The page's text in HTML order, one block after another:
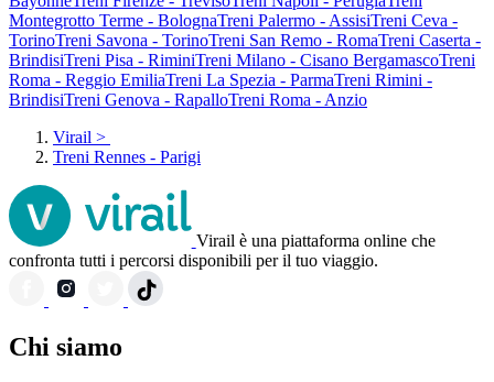
Montegrotto Terme - BolognaTreni Palermo - AssisiTreni Ceva -
TorinoTreni Savona - TorinoTreni San Remo - RomaTreni Caserta -
BrindisiTreni Pisa - RiminiTreni Milano - Cisano BergamascoTreni
Roma - Reggio EmiliaTreni La Spezia - ParmaTreni Rimini -
BrindisiTreni Genova - RapalloTreni Roma - Anzio
Virail >
Treni Rennes - Parigi
Virail è una piattaforma online che
confronta tutti i percorsi disponibili per il tuo viaggio.
Chi siamo